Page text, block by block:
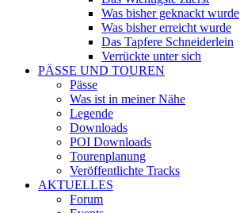
Was bisher geknackt wurde
Was bisher erreicht wurde
Das Tapfere Schneiderlein
Verrückte unter sich
PÄSSE UND TOUREN
Pässe
Was ist in meiner Nähe
Legende
Downloads
POI Downloads
Tourenplanung
Veröffentlichte Tracks
AKTUELLES
Forum